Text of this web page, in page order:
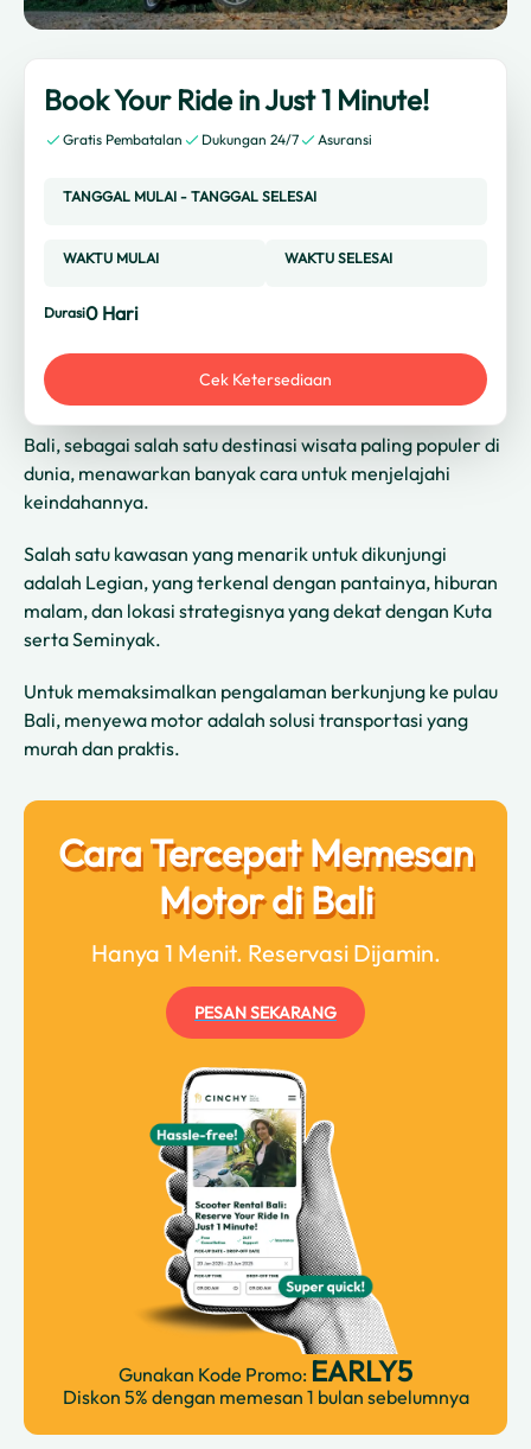
Book Your Ride in Just 1 Minute!
Gratis Pembatalan Dukungan 24/7 Asuransi
TANGGAL MULAI - TANGGAL SELESAI
WAKTU MULAI WAKTU SELESAI
Durasi0 Hari
Cek Ketersediaan
Bali, sebagai salah satu destinasi wisata paling populer di
dunia, menawarkan banyak cara untuk menjelajahi
keindahannya.
Salah satu kawasan yang menarik untuk dikunjungi
adalah Legian, yang terkenal dengan pantainya, hiburan
malam, dan lokasi strategisnya yang dekat dengan Kuta
serta Seminyak.
Untuk memaksimalkan pengalaman berkunjung ke pulau
Bali, menyewa motor adalah solusi transportasi yang
murah dan praktis.
Cara Tercepat Memesan
Motor di Bali
Hanya 1 Menit. Reservasi Dijamin.
PESAN SEKARANG
Gunakan Kode Promo: EARLY5
Diskon 5% dengan memesan 1 bulan sebelumnya